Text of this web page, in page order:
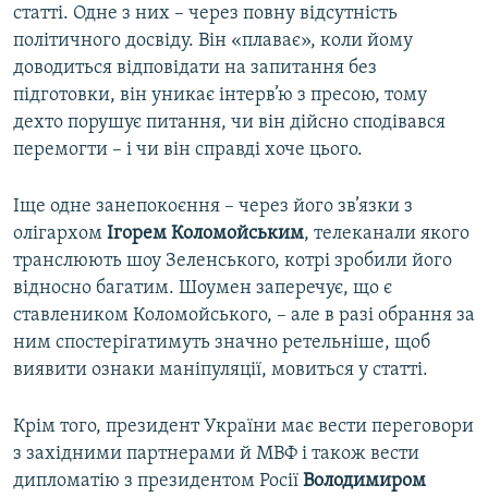
статті. Одне з них – через повну відсутність
політичного досвіду. Він «плаває», коли йому
доводиться відповідати на запитання без
підготовки, він уникає інтерв’ю з пресою, тому
дехто порушує питання, чи він дійсно сподівався
перемогти – і чи він справді хоче цього.
Іще одне занепокоєння – через його зв’язки з
олігархом Ігорем Коломойським, телеканали якого
транслюють шоу Зеленського, котрі зробили його
відносно багатим. Шоумен заперечує, що є
ставлеником Коломойського, – але в разі обрання за
ним спостерігатимуть значно ретельніше, щоб
виявити ознаки маніпуляції, мовиться у статті.
Крім того, президент України має вести переговори
з західними партнерами й МВФ і також вести
дипломатію з президентом Росії Володимиром